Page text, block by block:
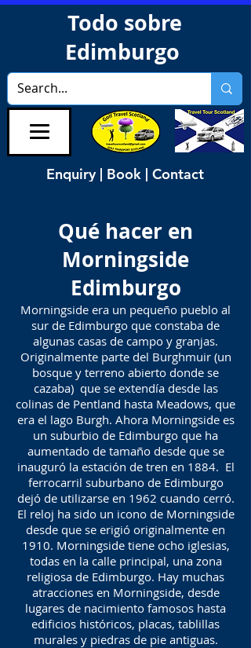
Todo sobre
Edimburgo
Enquiry | Book | Contact
Qué hacer en
Morningside
Edimburgo
Morningside era un pequeño pueblo al
sur de Edimburgo que constaba de
algunas casas de campo y granjas.
Originalmente parte del Burghmuir (un
bosque y terreno abierto donde se
cazaba) que se extendía desde las
colinas de Pentland hasta Meadows, que
era el lago Burgh. Ahora Morningside es
un suburbio de Edimburgo que ha
aumentado de tamaño desde que se
inauguró la estación de tren en 1884. El
ferrocarril suburbano de Edimburgo
dejó de utilizarse en 1962 cuando cerró.
El reloj ha sido un icono de Morningside
desde que se erigió originalmente en
1910. Morningside tiene ocho iglesias,
todas en la calle principal, una zona
religiosa de Edimburgo. Hay muchas
atracciones en Morningside, desde
lugares de nacimiento famosos hasta
edificios históricos, placas, tablillas
murales y piedras de pie antiguas.